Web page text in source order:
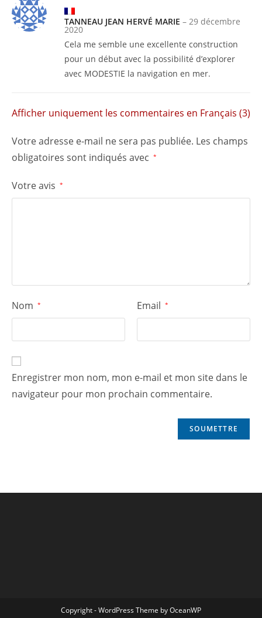
TANNEAU JEAN HERVÉ MARIE – 29 décembre
2020
Cela me semble une excellente construction
pour un début avec la possibilité d’explorer
avec MODESTIE la navigation en mer.
Afficher uniquement les commentaires en Français (3)
Votre adresse e-mail ne sera pas publiée. Les champs
obligatoires sont indiqués avec *
Votre avis *
Nom * Email *
Enregistrer mon nom, mon e-mail et mon site dans le
navigateur pour mon prochain commentaire.
Copyright - WordPress Theme by OceanWP